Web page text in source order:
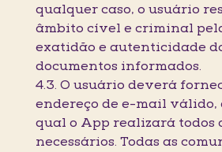
qualquer caso, o usuário
âmbito cível e criminal
exatidão e autenticidade
documentos informados.
4.3. O usuário deverá
endereço de e-mail válido,
qual o App realizará todos
necessários. Todas as